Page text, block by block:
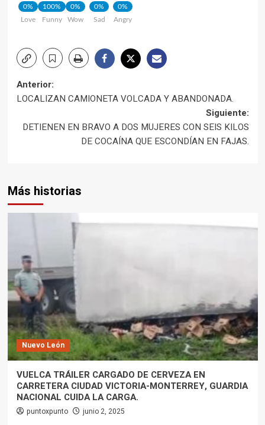
0%
Love
100%
Funny
0%
Wow
0%
Sad
0%
Angry
Navegación
entradas
Anterior:
LOCALIZAN CAMIONETA VOLCADA Y ABANDONADA.
Siguiente:
DETIENEN EN BRAVO A DOS MUJERES CON SEIS KILOS
DE COCAÍNA QUE ESCONDÍAN EN FAJAS.
Más historias
Nuevo León
VUELCA TRÁILER CARGADO DE CERVEZA EN
CARRETERA CIUDAD VICTORIA-MONTERREY, GUARDIA
NACIONAL CUIDA LA CARGA.
puntoxpunto junio 2, 2025